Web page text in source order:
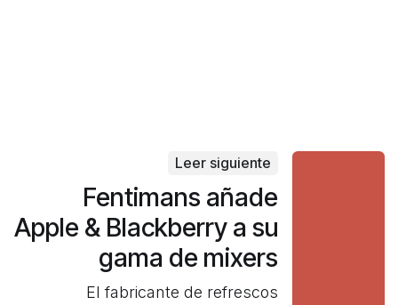
Leer siguiente
Fentimans añade
Apple & Blackberry a su
gama de mixers
El fabricante de refrescos